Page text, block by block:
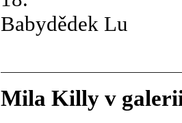
Babydědek Lu
Mila Killy v